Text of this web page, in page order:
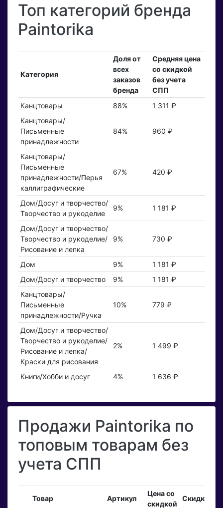
Топ категорий бренда
Paintorika
Категория
Доля от
всех
заказов
бренда
Средняя цена
со скидкой
без учета
СПП
Канцтовары
88%
1 311 ₽
Канцтовары/
Письменные
принадлежности
84% 960 ₽
Канцтовары/
Письменные
принадлежности/Перья
каллиграфические
67% 420 ₽
Дом/Досуг и творчество/
Творчество и рукоделие
9% 1 181 ₽
Дом/Досуг и творчество/
Творчество и рукоделие/
Рисование и лепка
9% 730 ₽
Дом 9%
1 181 ₽
Дом/Досуг и творчество
9%
1 181 ₽
Канцтовары/
Письменные
принадлежности/Ручка
10% 779 ₽
Дом/Досуг и творчество/
Творчество и рукоделие/
Рисование и лепка/
Краски для рисования
2% 1 499 ₽
Книги/Хобби и досуг 4% 1 636 ₽
Продажи Paintorika по
топовым товарам без
учета СПП
Товар Артикул
Цена со
скидкой
Скидка